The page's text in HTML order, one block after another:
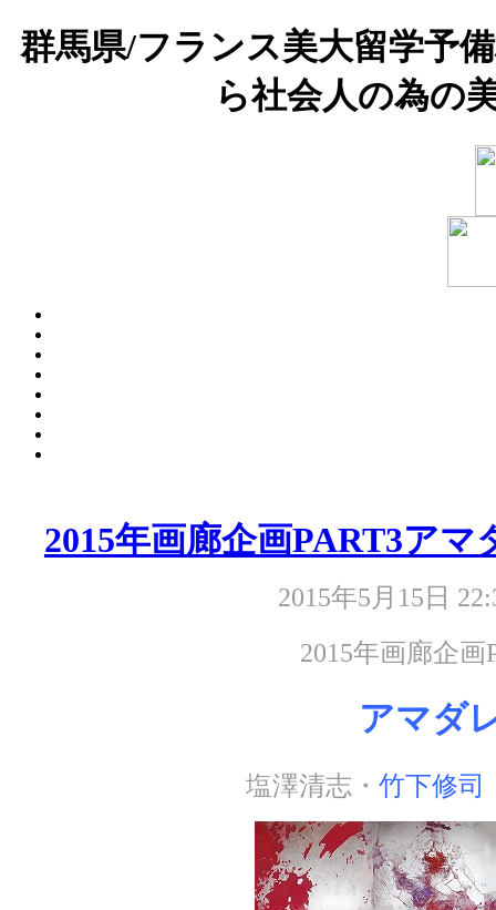
群馬県/フランス美大留学予
ら社会人の為の
2015年画廊企画PART3アマ
2015年5月15日
2015年画廊企画
アマダ
塩澤清志・ 竹下修司